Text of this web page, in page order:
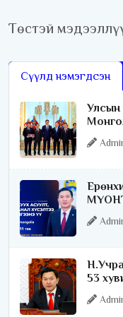
Төстэй
Сүүлд нэмэгдсэн
Улсын
53